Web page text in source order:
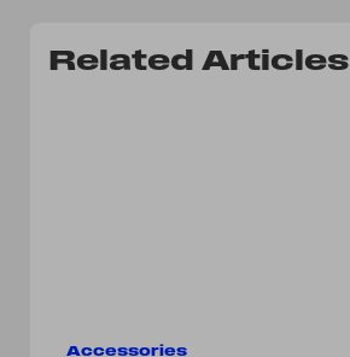
Related Articles
Accessories